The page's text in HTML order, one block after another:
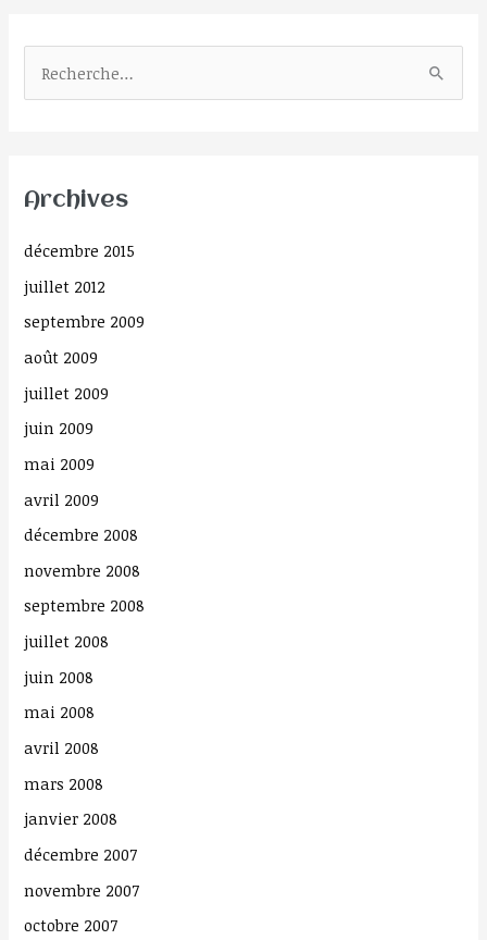
e
e
h
e
r
:
Archives
décembre 2015
juillet 2012
septembre 2009
août 2009
juillet 2009
juin 2009
mai 2009
avril 2009
décembre 2008
novembre 2008
septembre 2008
juillet 2008
juin 2008
mai 2008
avril 2008
mars 2008
janvier 2008
décembre 2007
novembre 2007
octobre 2007